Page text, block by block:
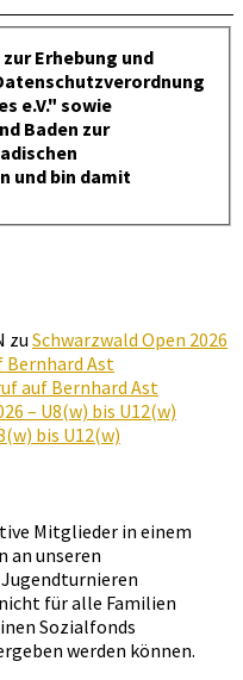
Erhebung und
e.V." sowie
Baden zur
und bin damit
zu Schwarzwald Open 2026
Bernhard Ast
auf Bernhard Ast
– U8(w) bis U12(w)
bis U12(w)
Mitglieder in einem
an unseren
für alle Familien
Sozialfonds
werden können.